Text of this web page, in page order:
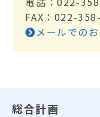
FAX：022-
メールでの
総合計画